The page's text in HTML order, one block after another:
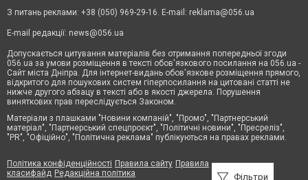
Фільтри
З питань реклами: +38 (050) 969-29-16. E-mail: reklama@056.ua
E-mail редакції: news@056.ua
Допускається цитування матеріалів без отримання попередньої згоди
056.ua за умови розміщення в тексті обов'язкового посилання на 056.ua -
Сайт міста Дніпра. Для інтернет-видань обов'язкове розміщення прямого,
відкритого для пошукових систем гіперпосилання на цитовані статті не
нижче другого абзацу в тексті або в якості джерела. Порушення
виняткових прав переслідується Законом.
Матеріали з плашками "Новини компаній", "Промо", "Партнерський
матеріал", "Партнерський спецпроєкт", "Політичні новини", "Пресреліз",
"PR", "Офіційно", "Політична реклама" публікуються на правах реклами.
Політика конфіденційності Правила сайту Правила
класифайд Редакційна політика